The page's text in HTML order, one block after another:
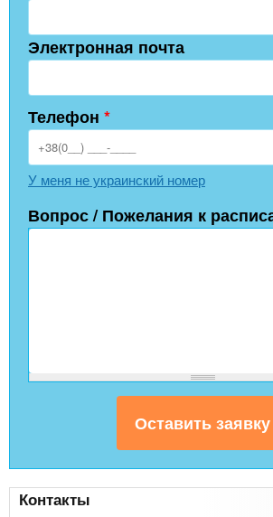
Электронная почта
Телефон *
У меня не украинский номер
Вопрос / Пожелания к
Контакты